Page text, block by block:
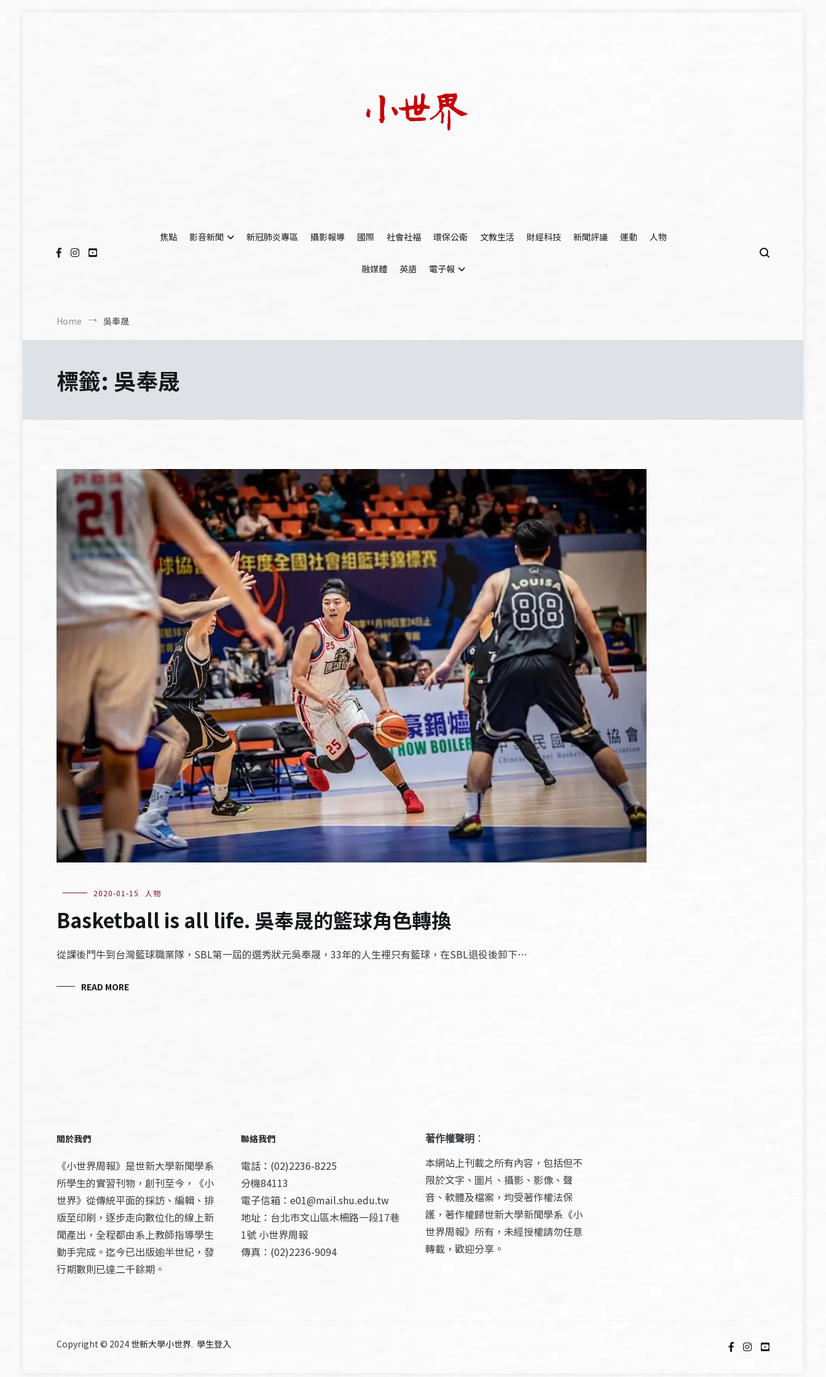
焦點
影音新聞 新冠肺炎專區 攝影報導 國際 社會社福 環保公衛 文教生活 財經科技 新聞評議 運動 人物
融媒體 英語 電子報
Home 吳奉晟
標籤: 吳奉晟
2020-01-15 人物
Basketball is all life. 吳奉晟的籃球角色轉換
從課後鬥牛到台灣籃球職業隊，SBL第一屆的選秀狀元吳奉晟，33年的人生裡只有籃球，在SBL退役後卸下…
READ MORE
關於我們
《小世界周報》是世新大學新聞學系
所學生的實習刊物，創刊至今，《小
世界》從傳統平面的採訪、編輯、排
版至印刷，逐步走向數位化的線上新
聞產出，全程都由系上教師指導學生
動手完成。迄今已出版逾半世紀，發
行期數則已達二千餘期。
聯絡我們
電話：(02)2236-8225
分機84113
電子信箱：e01@mail.shu.edu.tw
地址：台北市文山區木柵路一段17巷
1號 小世界周報
傳真：(02)2236-9094
著作權聲明 ：
本網站上刊載之所有內容，包括但不
限於文字、圖片、攝影、影像、聲
音、軟體及檔案，均受著作權法保
護，著作權歸世新大學新聞學系《小
世界周報》所有，未經授權請勿任意
轉載，歡迎分享。
Copyright © 2024 世新大學小世界. 學生登入